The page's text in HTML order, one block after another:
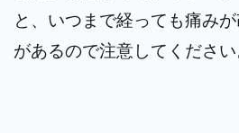
と、いつまで経っても痛み
があるので注意してください